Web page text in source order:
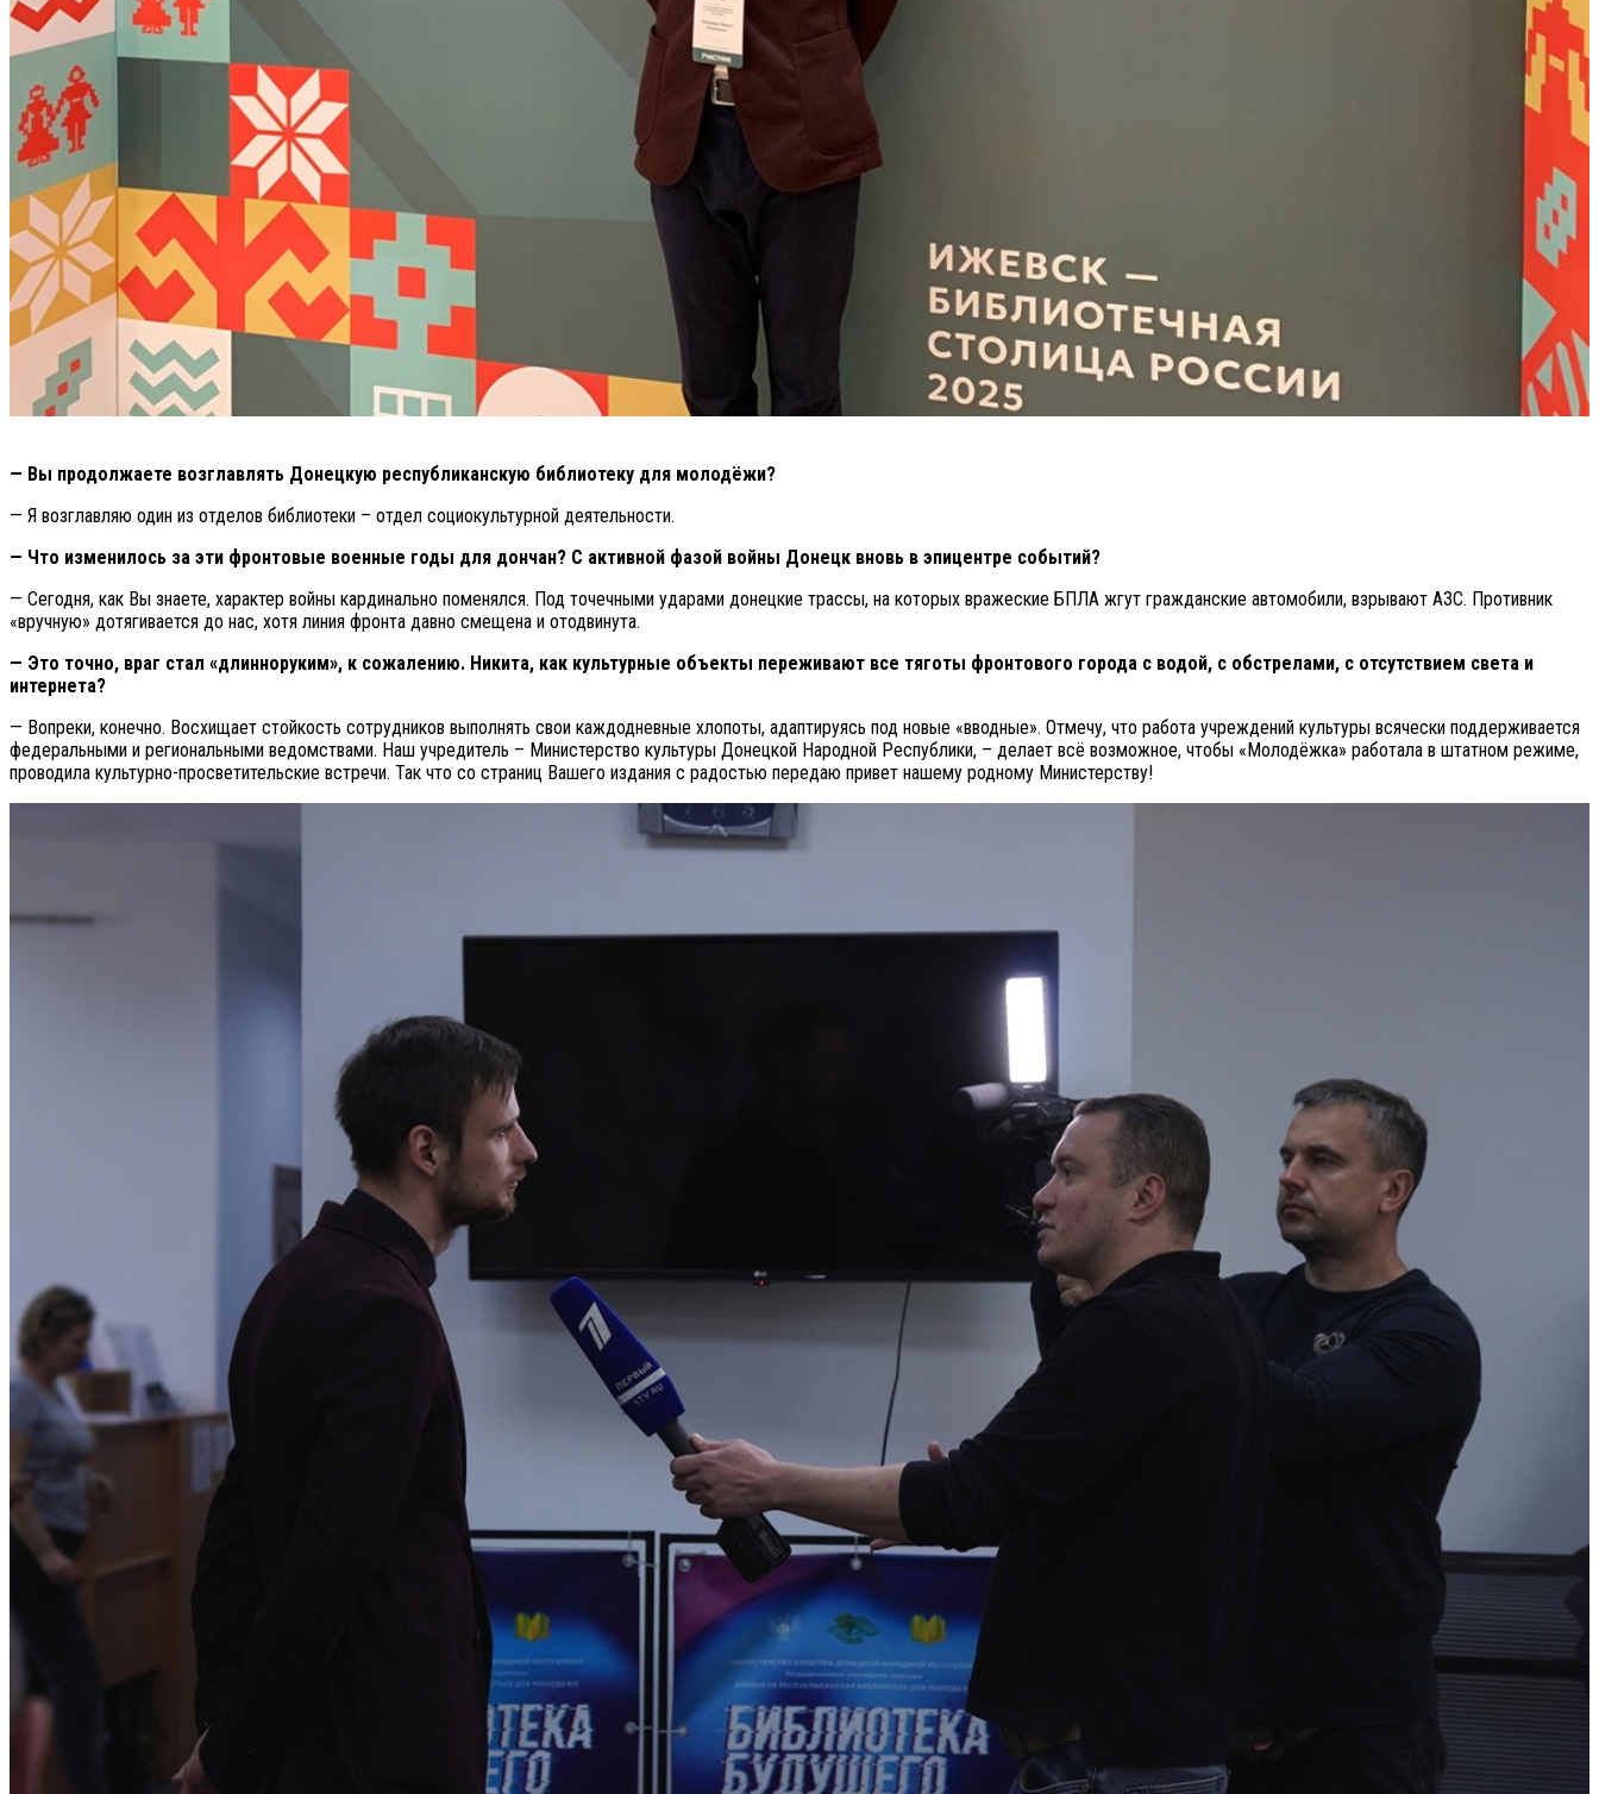
— Вы продолжаете возглавлять Донецкую республиканскую библиотеку для молодёжи?
— Я возглавляю один из отделов библиотеки – отдел социокультурной деятельности.
— Что изменилось за эти фронтовые военные годы для дончан? С активной фазой войны Донецк вновь в эпицентре событий?
— Сегодня, как Вы знаете, характер войны кардинально поменялся. Под точечными ударами донецкие трассы, на которых вражеские БПЛА жгут гражданские автомобили, взрывают АЗС. Противник
«вручную» дотягивается до нас, хотя линия фронта давно смещена и отодвинута.
— Это точно, враг стал «длинноруким», к сожалению. Никита, как культурные объекты переживают все тяготы фронтового города с водой, с обстрелами, с отсутствием света и
интернета?
— Вопреки, конечно. Восхищает стойкость сотрудников выполнять свои каждодневные хлопоты, адаптируясь под новые «вводные». Отмечу, что работа учреждений культуры всячески поддерживается
федеральными и региональными ведомствами. Наш учредитель – Министерство культуры Донецкой Народной Республики, – делает всё возможное, чтобы «Молодёжка» работала в штатном режиме,
проводила культурно-просветительские встречи. Так что со страниц Вашего издания с радостью передаю привет нашему родному Министерству!